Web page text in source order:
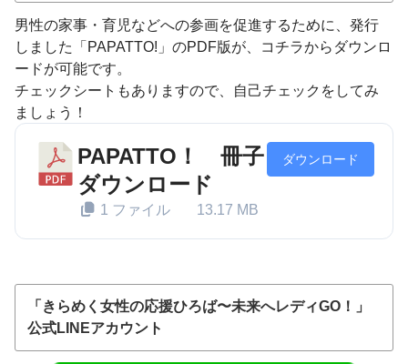
男性の家事・育児などへの参画を促進するために、発行
しました「PAPATTO!」のPDF版が、コチラからダウンロ
ードが可能です。
チェックシートもありますので、自己チェックをしてみ
ましょう！
PAPATTO！ 冊子
ダウンロード
1 ファイル 13.17 MB
ダウンロード
「きらめく女性の応援ひろば〜未来へレディGO！」
公式LINEアカウント